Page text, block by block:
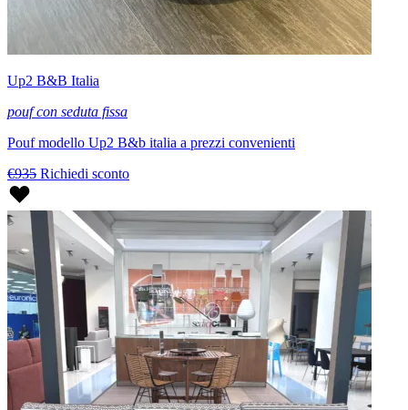
Up2 B&B Italia
pouf con seduta fissa
Pouf modello Up2 B&b italia a prezzi convenienti
€935 Richiedi sconto